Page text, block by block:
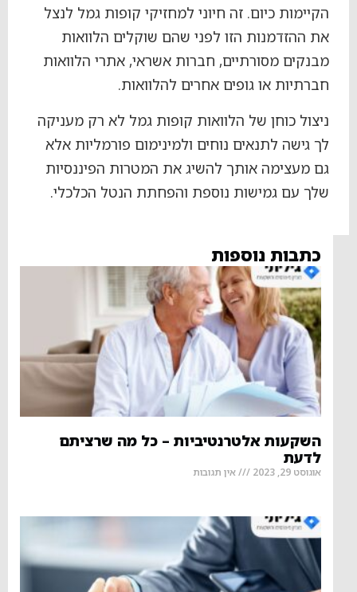
הקיימות כיום. זה חיוני למחזיקי קופות גמל לנצל
את ההזדמנות הזו לפני שהם שוקלים הלוואות
מבנקים מסורתיים, חברות אשראי, אתרי הלוואות
חברתיות או גופים אחרים להלוואות.
ניצול כוחן של הלוואות קופות גמל לא רק מעניקה
לך גישה לתנאים נוחים ולמינימום פורמליות אלא
גם מעצימה אותך להשיג את המטרות הפיננסיות
שלך עם גמישות נוספת והפחתת הנטל הכלכלי.
כתבות נוספות
השקעות אלטרנטיביות – כל מה שרציתם
לדעת
אוגוסט 29, 2023 אין תגובות